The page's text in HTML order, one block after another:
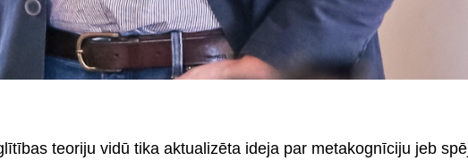
teoriju vidū tika aktualizēta ideja par metakognīciju jeb